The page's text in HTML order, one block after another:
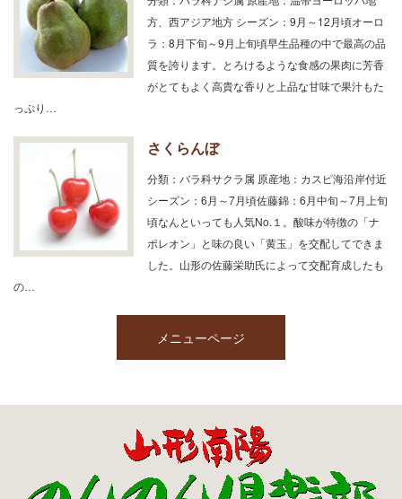
方、西アジア地方 シーズン：9月～12月頃オーロ
ラ：8月下旬～9月上旬頃早生品種の中で最高の品
質を誇ります。とろけるような食感の果肉に芳香
がとてもよく高貴な香りと上品な甘味で果汁もた
っぷり…
さくらんぼ
分類：バラ科サクラ属 原産地：カスピ海沿岸付近
シーズン：6月～7月頃佐藤錦：6月中旬～7月上旬
頃なんといっても人気No.１。酸味が特徴の「ナ
ポレオン」と味の良い「黄玉」を交配してできま
した。山形の佐藤栄助氏によって交配育成したも
の…
メニューページ